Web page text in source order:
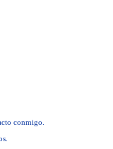
conmigo.